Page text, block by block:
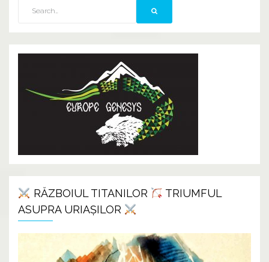
RĂZBOIUL TITANILOR
TRIUMFUL
ASUPRA URIAȘILOR